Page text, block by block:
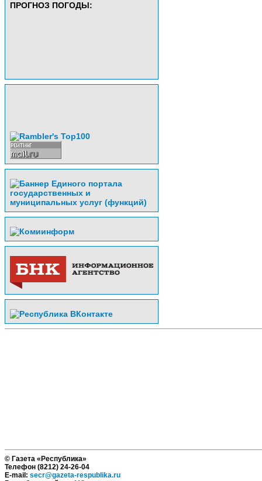
ПРОГНОЗ ПОГОДЫ:
© Газета «Республика»
Телефон (8212) 24-26-04
E-mail: secr@gazeta-respublika.ru